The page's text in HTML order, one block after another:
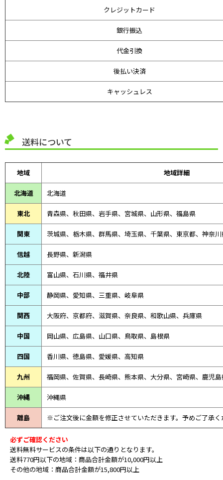
クレジットカード
銀行振込
代金引換
後払い決済
キャッシュレス
送料について
地域 地域詳細
北海道 北海道
東北 青森県、 秋田県、 岩手県、宮城県、山形県、福島県
関東 茨城県、栃木県、群馬県、埼玉県、千葉県、東京都、神奈
信越 長野県、新潟県
北陸 富山県、 石川県、 福井県
中部 静岡県、 愛知県、 三重県、 岐阜県
関西 大阪府、京都府、滋賀県、奈良県、和歌山県、兵庫県
中国 岡山県、広島県、山口県、鳥取県、島根県
四国 香川県、徳島県、愛媛県、高知県
九州 福岡県、佐賀県、長崎県、熊本県、大分県、宮崎県、鹿児
沖縄 沖縄県
離島 ※ご注文後に金額を修正させていただきます。予めご了承く
必ずご確認ください
送料無料サービスの条件は以下の通りとなります。
送料770円以下の地域：商品合計金額が10,000円以上
その他の地域：商品合計金額が15,800円以上